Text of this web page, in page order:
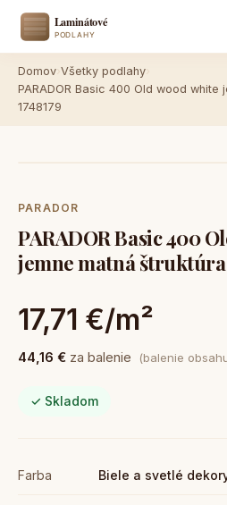
Domov Všetky podlahy
PARADOR Basic 400 Old wood white
1748179
PARADOR
PARADOR Basic 400
jemne matná štruktúra
17,71 €/m²
44,16 € za balenie (balenie
✓ Skladom
Farba Biele a svetlé